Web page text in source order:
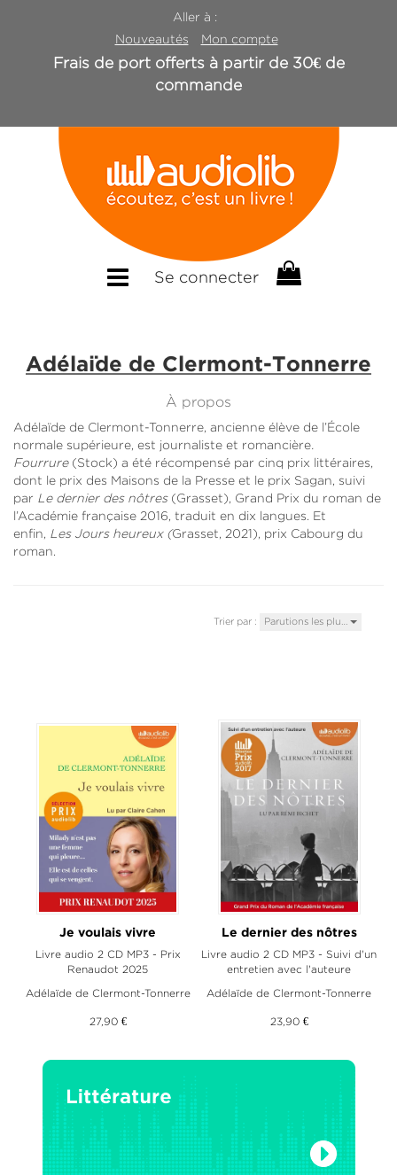
Aller à :
Nouveautés
Mon compte
Frais de port offerts à partir de 30€ de
commande
Se connecter
Adélaïde de Clermont-Tonnerre
À propos
Adélaïde de Clermont-Tonnerre, ancienne élève de l’École
normale supérieure, est journaliste et romancière
Fourrure(Stock) a été récompensé par cinq prix littéraires,
dont le prix des Maisons de la Presse et le prix Sagan, suivi
par Le dernier des nôtres(Grasset), Grand Prix du roman de
l’Académie française 2016, traduit en dix langues. Et
enfin, Les Jours heureux (Grasset, 2021), prix Cabourg du
roman.
Trier par : Parutions les plu…
Je voulais vivre
Livre audio 2 CD MP3 - Prix
Renaudot 2025
Adélaïde de Clermont-Tonnerre
27,90 €
Le dernier des nôtres
Livre audio 2 CD MP3 - Suivi d'un
entretien avec l'auteure
Adélaïde de Clermont-Tonnerre
23,90 €